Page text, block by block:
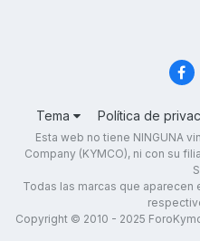
Tema Política de
Esta web no tiene NINGUNA
Company (KYMCO), ni con su
Todas las marcas que
Copyright © 2010 - 2025